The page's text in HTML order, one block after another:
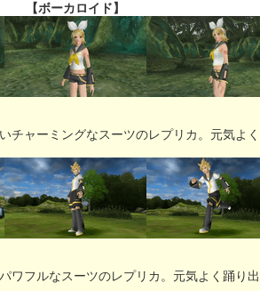
【ボーカロイド】
チャーミングなスーツのレプリカ。元気よ
ワフルなスーツのレプリカ。元気よく踊り